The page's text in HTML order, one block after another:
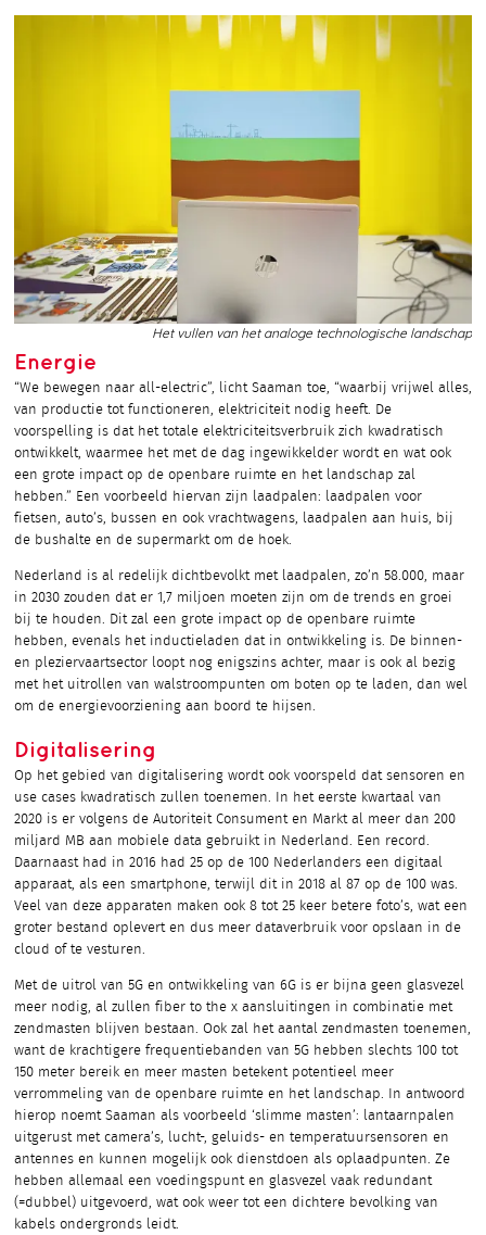
Het vullen van het analoge technologische landschap
Energie
“We bewegen naar all-electric”, licht Saaman toe, “waarbij vrijwel alles,
van productie tot functioneren, elektriciteit nodig heeft. De
voorspelling is dat het totale elektriciteitsverbruik zich kwadratisch
ontwikkelt, waarmee het met de dag ingewikkelder wordt en wat ook
een grote impact op de openbare ruimte en het landschap zal
hebben.” Een voorbeeld hiervan zijn laadpalen: laadpalen voor
fietsen, auto’s, bussen en ook vrachtwagens, laadpalen aan huis, bij
de bushalte en de supermarkt om de hoek.
Nederland is al redelijk dichtbevolkt met laadpalen, zo’n 58.000, maar
in 2030 zouden dat er 1,7 miljoen moeten zijn om de trends en groei
bij te houden. Dit zal een grote impact op de openbare ruimte
hebben, evenals het inductieladen dat in ontwikkeling is. De binnen-
en pleziervaartsector loopt nog enigszins achter, maar is ook al bezig
met het uitrollen van walstroompunten om boten op te laden, dan wel
om de energievoorziening aan boord te hijsen.
Digitalisering
Op het gebied van digitalisering wordt ook voorspeld dat sensoren en
use cases kwadratisch zullen toenemen. In het eerste kwartaal van
2020 is er volgens de Autoriteit Consument en Markt al meer dan 200
miljard MB aan mobiele data gebruikt in Nederland. Een record.
Daarnaast had in 2016 had 25 op de 100 Nederlanders een digitaal
apparaat, als een smartphone, terwijl dit in 2018 al 87 op de 100 was.
Veel van deze apparaten maken ook 8 tot 25 keer betere foto’s, wat een
groter bestand oplevert en dus meer dataverbruik voor opslaan in de
cloud of te vesturen.
Met de uitrol van 5G en ontwikkeling van 6G is er bijna geen glasvezel
meer nodig, al zullen fiber to the x aansluitingen in combinatie met
zendmasten blijven bestaan. Ook zal het aantal zendmasten toenemen,
want de krachtigere frequentiebanden van 5G hebben slechts 100 tot
150 meter bereik en meer masten betekent potentieel meer
verrommeling van de openbare ruimte en het landschap. In antwoord
hierop noemt Saaman als voorbeeld ‘slimme masten’: lantaarnpalen
uitgerust met camera’s, lucht-, geluids- en temperatuursensoren en
antennes en kunnen mogelijk ook dienstdoen als oplaadpunten. Ze
hebben allemaal een voedingspunt en glasvezel vaak redundant
(=dubbel) uitgevoerd, wat ook weer tot een dichtere bevolking van
kabels ondergronds leidt.